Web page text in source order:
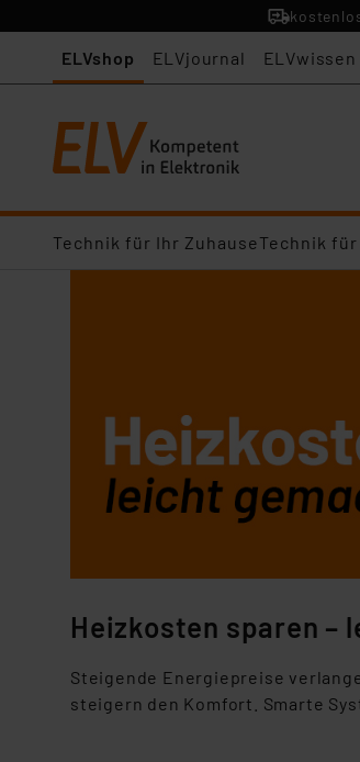
ELVshop ELVjournal ELVwissen
Technik für Ihr ZuhauseTechnik
Heizkosten sparen –
Steigende Energiepreise
steigern den Komfort. Smarte